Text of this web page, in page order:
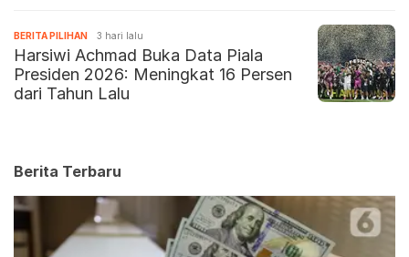
BERITA PILIHAN 3 hari lalu
Harsiwi Achmad Buka Data Piala
Presiden 2026: Meningkat 16 Persen
dari Tahun Lalu
Berita Terbaru